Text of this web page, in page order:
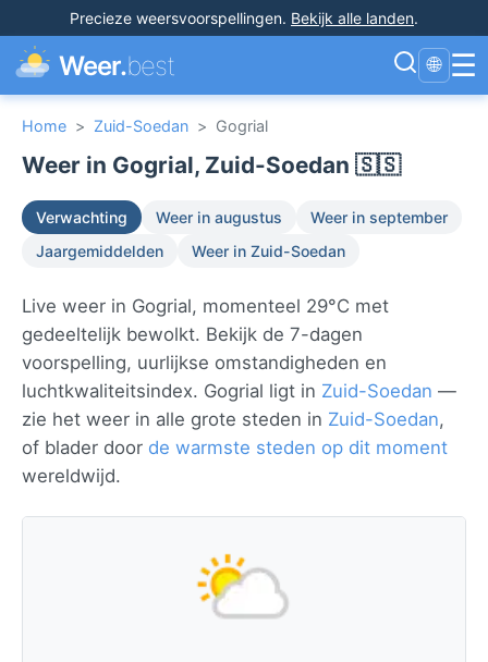
Precieze weersvoorspellingen. Bekijk alle landen.
Weer.best 🌐 ☰
Home > Zuid-Soedan > Gogrial
Weer in Gogrial, Zuid-Soedan 🇸🇸
Verwachting Weer in augustus
Weer in september
Jaargemiddelden
Weer in Zuid-Soedan
Live weer in Gogrial, momenteel 29°C met
gedeeltelijk bewolkt. Bekijk de 7-dagen
voorspelling, uurlijkse omstandigheden en
luchtkwaliteitsindex. Gogrial ligt in Zuid-Soedan —
zie het weer in alle grote steden in Zuid-Soedan,
of blader door de warmste steden op dit moment
wereldwijd.